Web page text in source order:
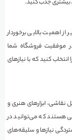
بیشتری جذب کنید.
اهمیت بالایی برخوردار
موفقیت فروشگاه شما
انتخاب کنید که با نیازهای
نقاشی، ابزارهای هنری و
هستند که می‌توانید در
نیازها و سلیقه‌های